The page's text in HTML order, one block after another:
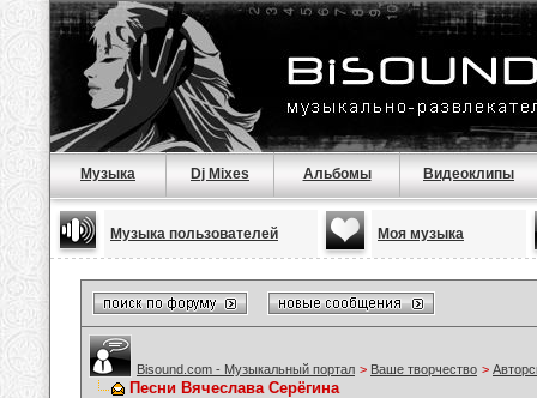
Музыка Dj Mixes Альбомы Видеоклипы
Музыка пользователей Моя музыка
Bisound.com - Музыкальный портал > Ваше творчество >
Песни Вячеслава Серёгина